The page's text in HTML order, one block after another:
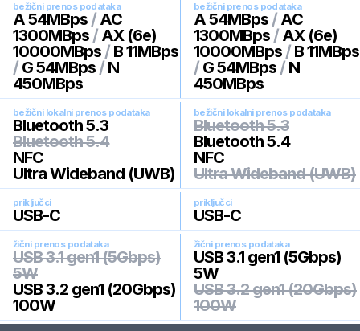
bežični prenos podataka
A 54MBps / AC
1300MBps / AX (6e)
10000MBps / B 11MBps
/ G 54MBps / N
450MBps
bežični prenos podataka
A 54MBps / AC
1300MBps / AX (6e)
10000MBps / B 11MBps
/ G 54MBps / N
450MBps
bežični lokalni prenos podataka
Bluetooth 5.3
Bluetooth 5.4
NFC
Ultra Wideband (UWB)
bežični lokalni prenos podataka
Bluetooth 5.3
Bluetooth 5.4
NFC
Ultra Wideband (UWB)
priključci
USB-C
priključci
USB-C
žični prenos podataka
USB 3.1 gen1 (5Gbps)
5W
USB 3.2 gen1 (20Gbps)
100W
žični prenos podataka
USB 3.1 gen1 (5Gbps)
5W
USB 3.2 gen1 (20Gbps)
100W